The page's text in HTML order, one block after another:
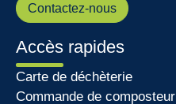
Contactez-nous
Accès rapides
Carte de déchèterie
Commande de composteur